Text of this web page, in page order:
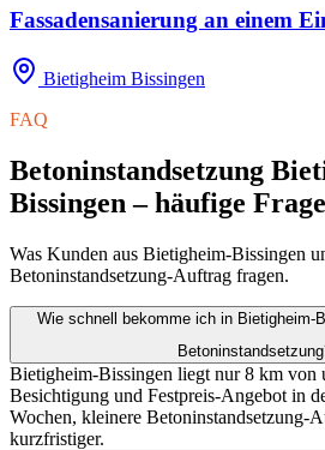
Fassadensanierung an einem
Bietigheim Bissingen
FAQ
Betoninstandsetzung
Bissingen – häufige
Was Kunden aus Bietigheim-Bissingen
Betoninstandsetzung-Auftrag fragen.
Wie schnell bekomme ich in Bietigheim-
Bietigheim-Bissingen liegt nur 8 km von
Besichtigung und Festpreis-Angebot in
Wochen, kleinere Betoninstandsetzung-
kurzfristiger.